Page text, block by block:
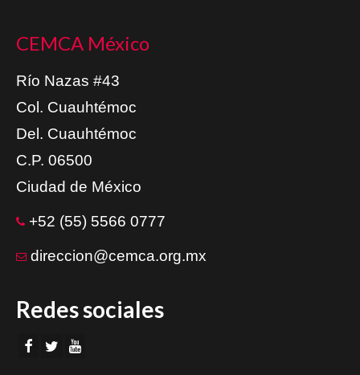
CEMCA México
Río Nazas #43
Col. Cuauhtémoc
Del. Cuauhtémoc
C.P. 06500
Ciudad de México
+52 (55) 5566 0777
direccion@cemca.org.mx
Redes sociales